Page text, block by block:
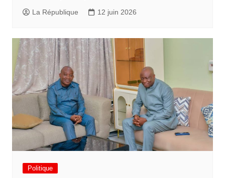
La République 12 juin 2026
Politique